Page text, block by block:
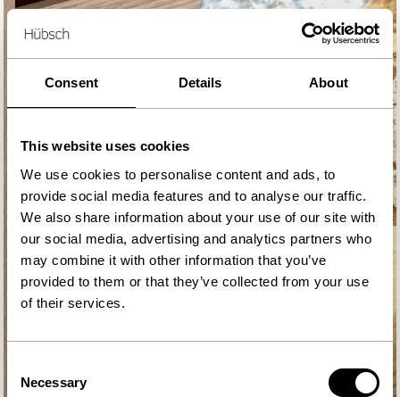
Consent Details About
This website uses cookies
We use cookies to personalise content and ads, to
provide social media features and to analyse our traffic.
We also share information about your use of our site with
our social media, advertising and analytics partners who
may combine it with other information that you’ve
provided to them or that they’ve collected from your use
of their services.
Selection
Necessary